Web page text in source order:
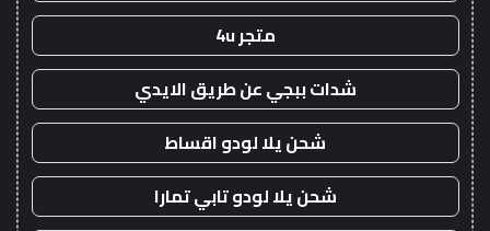
متجر 4u
شدات ببجي عن طريق الايدي
شحن يلا لودو اقساط
شحن يلا لودو تابي تمارا